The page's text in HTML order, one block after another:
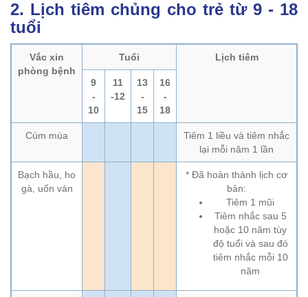
2. Lịch tiêm chủng cho trẻ từ 9 - 18
tuổi
Vắc xin
phòng bệnh
Tuổi Lịch tiêm
9
-
10
11
-12
13
-
15
16
-
18
Cúm mùa
Tiêm 1 liều và tiêm nhắc
lại mỗi năm 1 lần
Bạch hầu, ho
gà, uốn ván
* Đã hoàn thành lịch cơ
bản:
Tiêm 1 mũi
Tiêm nhắc sau 5
hoặc 10 năm tùy
độ tuổi và sau đó
tiêm nhắc mỗi 10
năm